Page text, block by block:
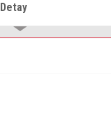
Detay